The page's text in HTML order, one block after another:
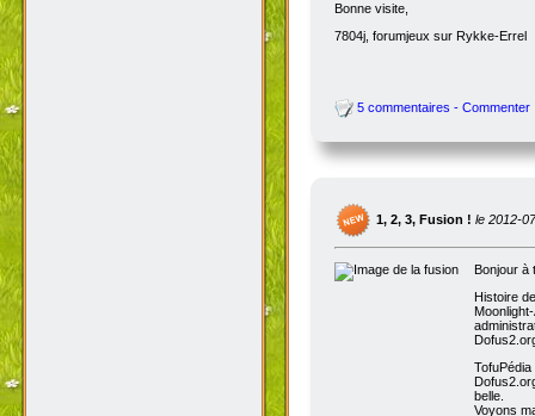
Bonne visite,
7804j, forumjeux sur Rykke-Errel
5 commentaires - Commenter
1, 2, 3, Fusion ! le 2012-
Bonjour à
Histoire
belle.
Voyons